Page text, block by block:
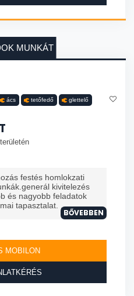
MUNKÁT
ács tetőfedő glettelő
festés homlokzati
kivitelezés
és nagyobb feladatok
tapasztalat. ...
BŐVEBBEN
MOBILON